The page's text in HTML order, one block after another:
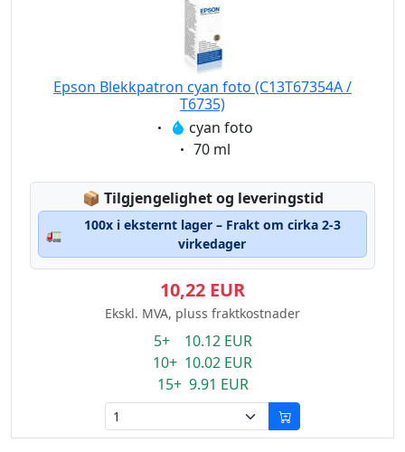
Epson Blekkpatron cyan foto (C13T67354A /
T6735)
Eigenschaft:
cyan foto
Eigenschaft:
70 ml
📦 Lagerstatus:
Tilgjengelighet og leveringstid
🚛
100x i eksternt lager – Frakt om cirka 2-3
virkedager
10,22 EUR
Ekskl. MVA, pluss fraktkostnader
5+ 10.12 EUR
10+ 10.02 EUR
15+ 9.91 EUR